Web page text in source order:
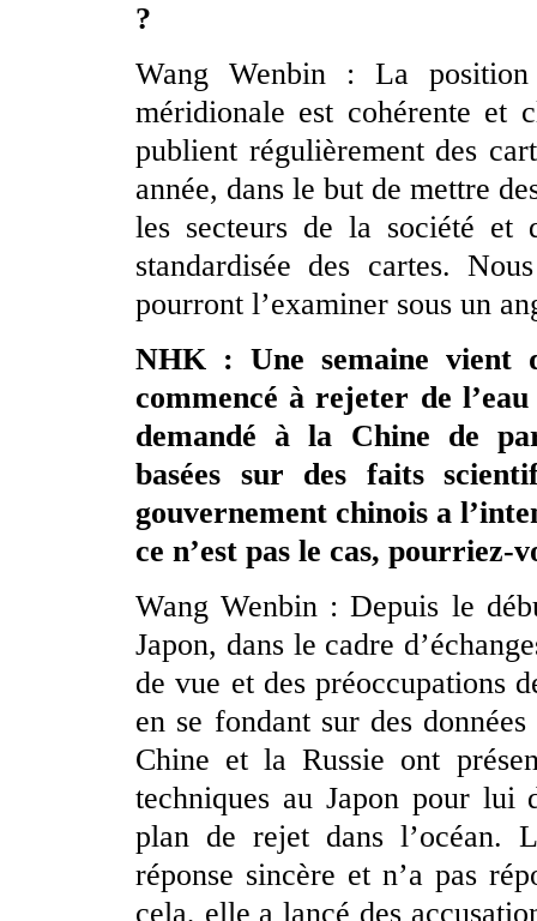
?
Wang Wenbin : La
méridionale est cohérente et
publient régulièrement des
année, dans le but de mettre
les secteurs de la société et
standardisée des cartes.
pourront l’examiner sous un
NHK : Une semaine vient
commencé à rejeter de
demandé à la Chine de
basées sur des faits
gouvernement chinois a
ce n’est pas le cas, pourriez-
Wang Wenbin : Depuis le
Japon, dans le cadre
de vue et des préoccupations
en se fondant sur des
Chine et la Russie ont
techniques au Japon pour lui
plan de rejet dans l’océan.
réponse sincère et n’a pas
cela, elle a lancé des